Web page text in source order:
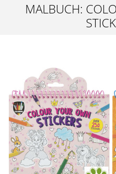
MALBUCH: